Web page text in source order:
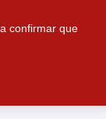
confirmar que